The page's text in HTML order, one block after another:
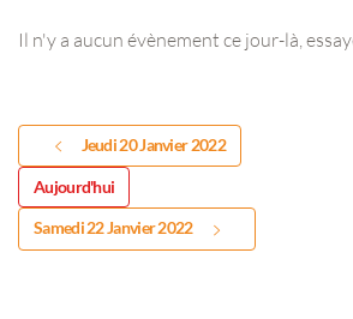
Il n'y a aucun évènement ce jour-là,
Jeudi 20 Janvier 2022
Aujourd'hui
Samedi 22 Janvier 2022